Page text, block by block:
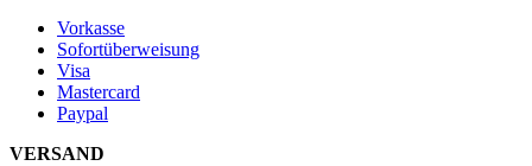
Vorkasse
Sofortüberweisung
Visa
Mastercard
Paypal
VERSAND